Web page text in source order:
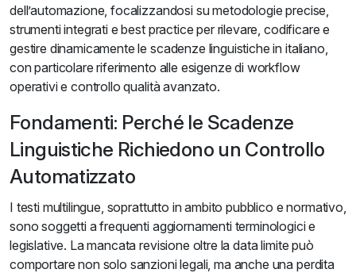
dell’automazione, focalizzandosi su metodologie precise,
strumenti integrati e best practice per rilevare, codificare e
gestire dinamicamente le scadenze linguistiche in italiano,
con particolare riferimento alle esigenze di workflow
operativi e controllo qualità avanzato.
Fondamenti: Perché le Scadenze
Linguistiche Richiedono un Controllo
Automatizzato
I testi multilingue, soprattutto in ambito pubblico e normativo,
sono soggetti a frequenti aggiornamenti terminologici e
legislative. La mancata revisione oltre la data limite può
comportare non solo sanzioni legali, ma anche una perdita